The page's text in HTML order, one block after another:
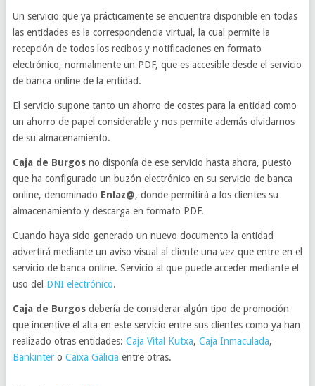
Un servicio que ya prácticamente se encuentra disponible en todas
las entidades es la correspondencia virtual, la cual permite la
recepción de todos los recibos y notificaciones en formato
electrónico, normalmente un PDF, que es accesible desde el servicio
de banca online de la entidad.
El servicio supone tanto un ahorro de costes para la entidad como
un ahorro de papel considerable y nos permite además olvidarnos
de su almacenamiento.
Caja de Burgosno disponía de ese servicio hasta ahora, puesto
que ha configurado un buzón electrónico en su servicio de banca
online, denominado Enlaz@, donde permitirá a los clientes su
almacenamiento y descarga en formato PDF.
Cuando haya sido generado un nuevo documento la entidad
advertirá mediante un aviso visual al cliente una vez que entre en el
servicio de banca online. Servicio al que puede acceder mediante el
uso del DNI electrónico.
Caja de Burgosdebería de considerar algún tipo de promoción
que incentive el alta en este servicio entre sus clientes como ya han
realizado otras entidades: Caja Vital Kutxa, Caja Inmaculada,
Bankintero Caixa Galicia entre otras.